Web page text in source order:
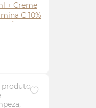
+ Creme
C 10%
Ácido